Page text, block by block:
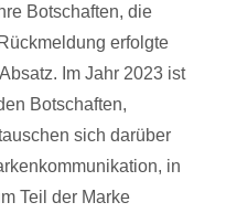
Botschaften, die
erfolgte
Im Jahr 2023 ist
Botschaften,
sich darüber
in
Teil der Marke